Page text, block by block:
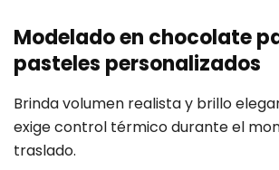
Modelado en chocolate
pasteles personalizados
Brinda volumen realista y brillo
exige control térmico durante el
traslado.